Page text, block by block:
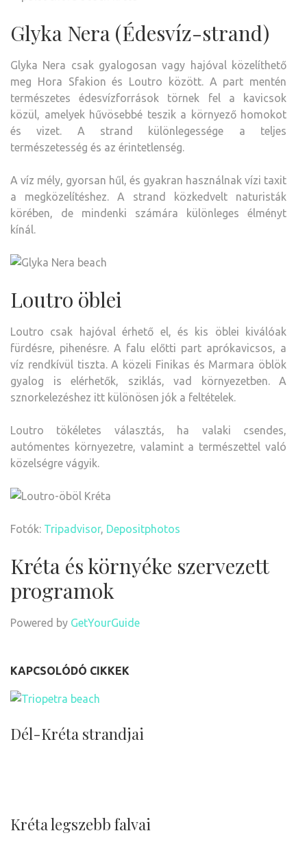
Glyka Nera (Édesvíz-strand)
Glyka Nera csak gyalogosan vagy hajóval közelíthető
meg Hora Sfakion és Loutro között. A part mentén
természetes édesvízforrások törnek fel a kavicsok
közül, amelyek hűvösebbé teszik a környező homokot
és vizet. A strand különlegessége a teljes
természetesség és az érintetlenség.
A víz mély, gyorsan hűl, és gyakran használnak vízi taxit
a megközelítéshez. A strand közkedvelt naturisták
körében, de mindenki számára különleges élményt
kínál.
Loutro öblei
Loutro csak hajóval érhető el, és kis öblei kiválóak
fürdésre, pihenésre. A falu előtti part aprókavicsos, a
víz rendkívül tiszta. A közeli Finikas és Marmara öblök
gyalog is elérhetők, sziklás, vad környezetben. A
sznorkelezéshez itt különösen jók a feltételek.
Loutro tökéletes választás, ha valaki csendes,
autómentes környezetre, valamint a természettel való
közelségre vágyik.
Fotók: Tripadvisor, Depositphotos
Kréta és környéke szervezett
programok
Powered by GetYourGuide
KAPCSOLÓDÓ CIKKEK
Dél-Kréta strandjai
Kréta legszebb falvai